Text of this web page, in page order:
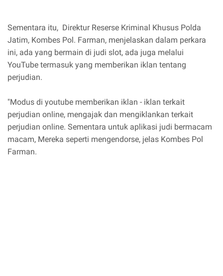
Sementara itu, Direktur Reserse Kriminal Khusus Polda
Jatim, Kombes Pol. Farman, menjelaskan dalam perkara
ini, ada yang bermain di judi slot, ada juga melalui
YouTube termasuk yang memberikan iklan tentang
perjudian.
"Modus di youtube memberikan iklan - iklan terkait
perjudian online, mengajak dan mengiklankan terkait
perjudian online. Sementara untuk aplikasi judi bermacam
macam, Mereka seperti mengendorse, jelas Kombes Pol
Farman.